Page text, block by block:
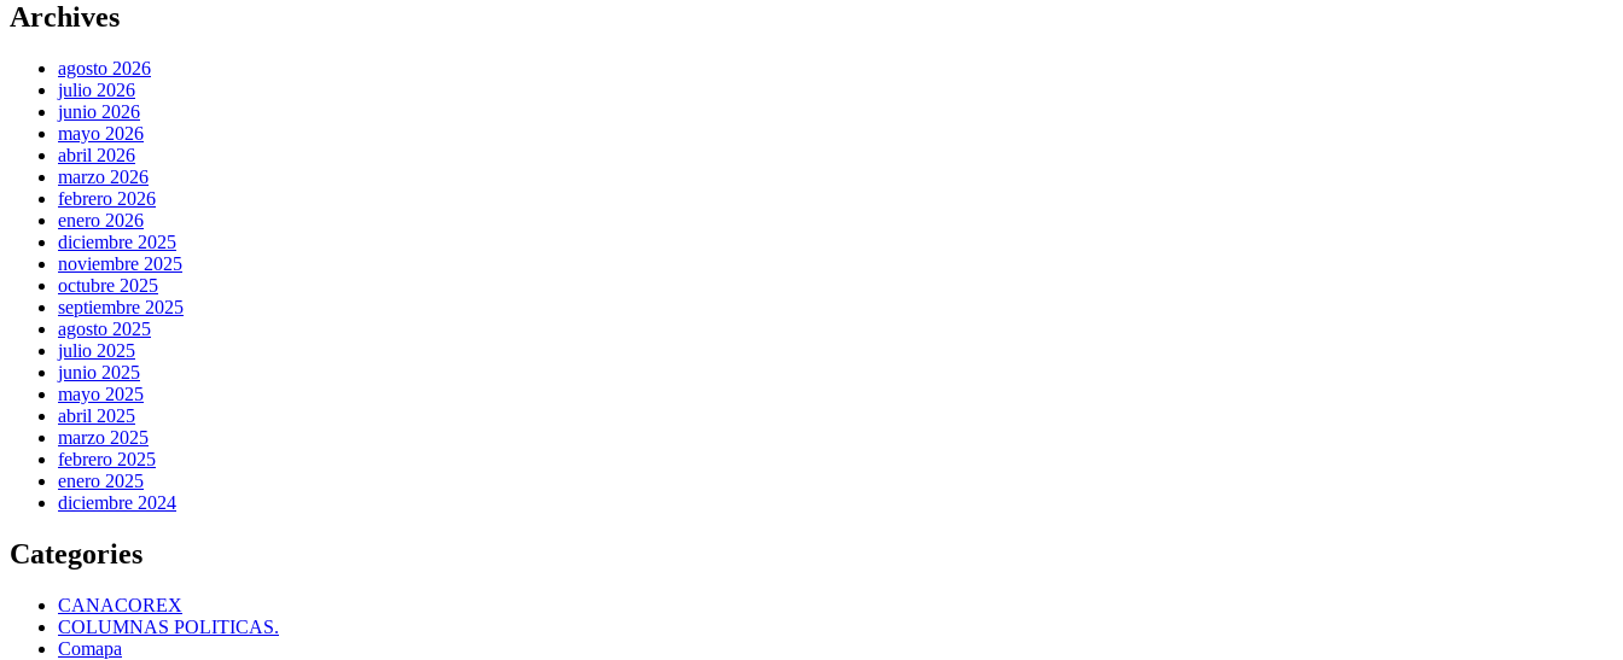
Archives
agosto 2026
julio 2026
junio 2026
mayo 2026
abril 2026
marzo 2026
febrero 2026
enero 2026
diciembre 2025
noviembre 2025
octubre 2025
septiembre 2025
agosto 2025
julio 2025
junio 2025
mayo 2025
abril 2025
marzo 2025
febrero 2025
enero 2025
diciembre 2024
Categories
CANACOREX
COLUMNAS POLITICAS.
Comapa